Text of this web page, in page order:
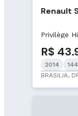
Renault
Privilège
R$
2014
BRASILIA,